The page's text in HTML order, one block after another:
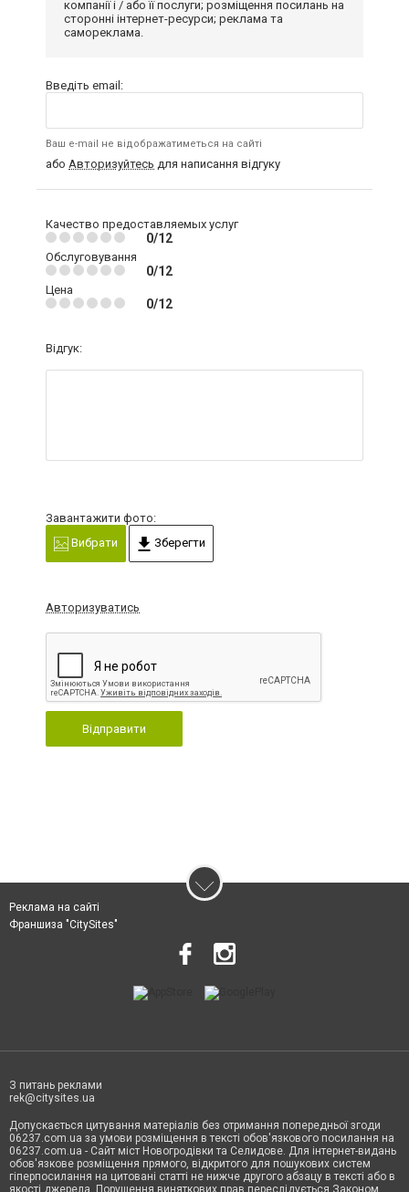
компанії і / або її послуги; розміщення посилань на
сторонні інтернет-ресурси; реклама та
самореклама.
Введіть email:
Ваш e-mail не відображатиметься на сайті
або Авторизуйтесь для написання відгуку
Качество предоставляемых услуг
0/12
Обслуговування
0/12
Цена
0/12
Відгук:
Завантажити фото:
Вибрати
Зберегти
Авторизуватись
Відправити
Реклама на сайті
Франшиза "CitySites"
З питань реклами
rek@citysites.ua
Допускається цитування матеріалів без отримання попередньої згоди
06237.com.ua за умови розміщення в тексті обов'язкового посилання на
06237.com.ua - Сайт міст Новогродівки та Селидове. Для інтернет-видань
обов'язкове розміщення прямого, відкритого для пошукових систем
гіперпосилання на цитовані статті не нижче другого абзацу в тексті або в
якості джерела. Порушення виняткових прав переслідується Законом.